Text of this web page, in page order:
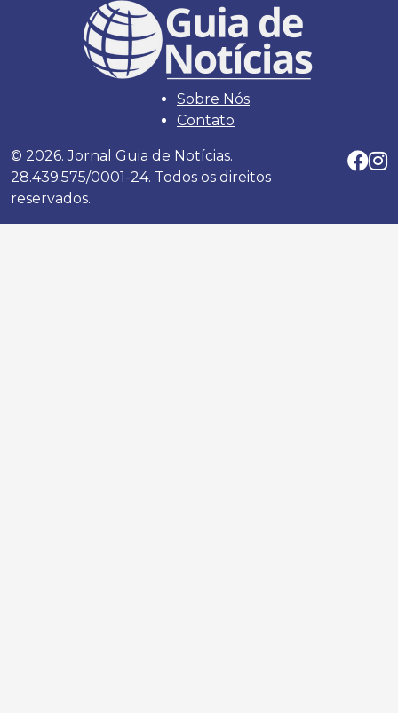
Sobre Nós
Contato
© 2026. Jornal Guia de Notícias.
28.439.575/0001-24. Todos os direitos
reservados.